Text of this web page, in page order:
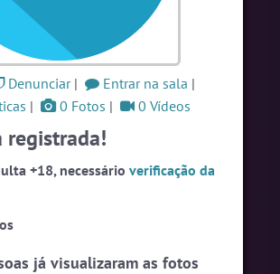
6 pessoas
5 pessoas
5 pessoas
as salas
Chat Bot 🤖 de Pedidos
Denunciar| Entrar na sala |
| 0 Fotos | 0 Vídeos
registrada!
+18, necessário verificação da
já visualizaram as fotos